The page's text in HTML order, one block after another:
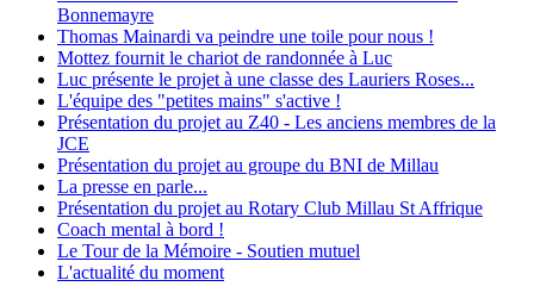
Bonnemayre
Thomas Mainardi va peindre une toile pour nous !
Mottez fournit le chariot de randonnée à Luc
Luc présente le projet à une classe des Lauriers Roses...
L'équipe des "petites mains" s'active !
Présentation du projet au Z40 - Les anciens membres de la
JCE
Présentation du projet au groupe du BNI de Millau
La presse en parle...
Présentation du projet au Rotary Club Millau St Affrique
Coach mental à bord !
Le Tour de la Mémoire - Soutien mutuel
L'actualité du moment